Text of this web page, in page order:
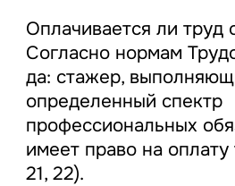
Оплачивается ли труд
Согласно нормам
да: стажер,
определенный спектр
профессиональных
имеет право на оплату
21, 22).